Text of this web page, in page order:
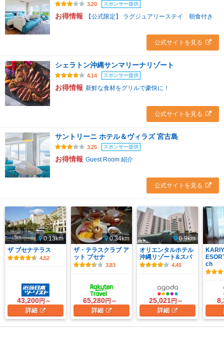
3.20 スポンサー提供
お得情報 【公式限定】 ラグジュアリーステイ 朝食付き
公式サイトを見る
シェラトン沖縄サンマリーナリゾート
4.14 スポンサー提供
お得情報 新鮮な食材をグリルで豪快に！
公式サイトを見る
サントリーニ ホテル＆ヴィラズ 宮古島
3.25 スポンサー提供
お得情報 Guest Room 紹介
公式サイトを見る
0.13km
ザ ブセナテラス
4.52
43,200円～
詳細
0.34km
ザ・テラスクラブ ア
ット ブセナ
3.83
65,280円～
詳細
0.9km
オリエンタルホテル
沖縄リゾート&スパ
4.45
25,021円～
詳細
ch